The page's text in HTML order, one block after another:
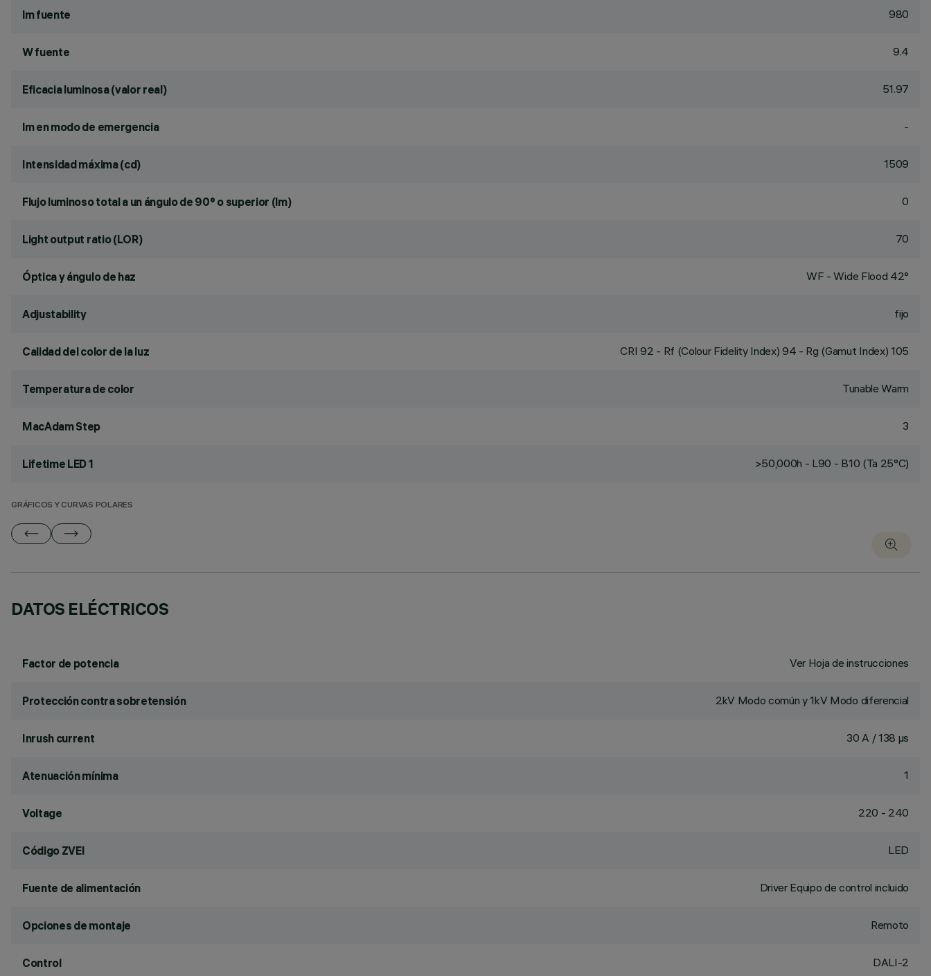
lm fuente 980
W fuente 9.4
Eficacia luminosa (valor real) 51.97
lm en modo de emergencia -
Intensidad máxima (cd) 1509
Flujo luminoso total a un ángulo de 90° o superior (lm) 0
Light output ratio (LOR) 70
Óptica y ángulo de haz WF - Wide Flood 42°
Adjustability fijo
Calidad del color de la luz CRI92 - Rf (Colour Fidelity Index) 94 - Rg (Gamut Index) 105
Temperatura de color Tunable Warm
MacAdam Step 3
Lifetime LED 1 >50,000h - L90 - B10 (Ta 25°C)
GRÁFICOS Y CURVAS POLARES
DATOS ELÉCTRICOS
Factor de potencia Ver Hoja de instrucciones
Protección contra sobretensión 2kV Modo común y 1kV Modo diferencial
Inrush current 30 A / 138 µs
Atenuación mínima 1
Voltage 220 - 240
Código ZVEI LED
Fuente de alimentación Driver Equipo de control incluido
Opciones de montaje Remoto
Control DALI-2